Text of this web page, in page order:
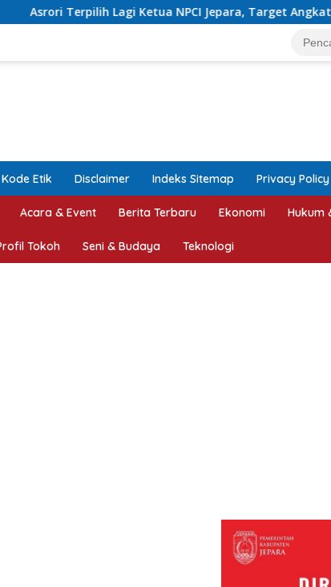
Ketua NPCI Jepara, Target Angkat Atlet Disabilitas
Kode Etik Disclaimer Indeks Sitemap Privacy Policy
Acara & Event Berita Terbaru Ekonomi Hukum
Tokoh Seni & Budaya Teknologi